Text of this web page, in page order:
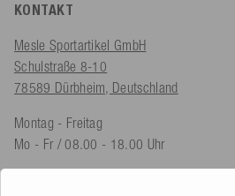
KONTAKT
Mesle Sportartikel GmbH
Schulstraße 8-10
78589 Dürbheim, Deutschland
Montag - Freitag
Mo - Fr / 08.00 - 18.00 Uhr